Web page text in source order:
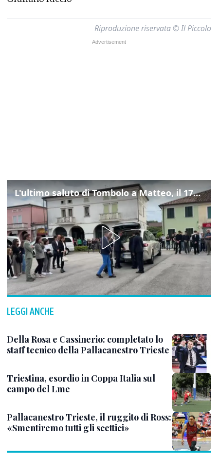
Riproduzione riservata © Il Piccolo
L'ultimo saluto di Tombolo a Matteo, il 17enne morto di tumore. Il video
LEGGI ANCHE
Della Rosa e Cassinerio: completato lo
staff tecnico della Pallacanestro Trieste
Triestina, esordio in Coppa Italia sul
campo del Lme
Pallacanestro Trieste, il ruggito di Ross:
«Smentiremo tutti gli scettici»